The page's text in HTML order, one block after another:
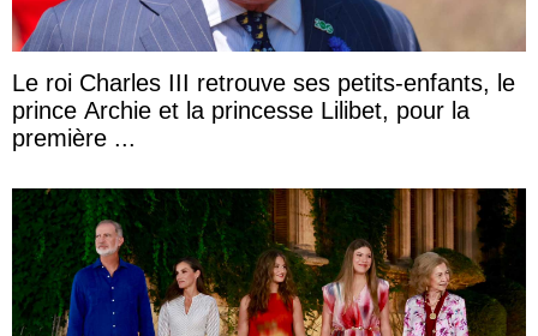
Le roi Charles III retrouve ses petits-enfants, le
prince Archie et la princesse Lilibet, pour la
première ...